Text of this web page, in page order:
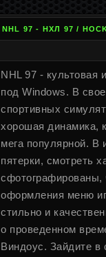
NHL 97 - НХЛ 97 /
NHL 97 - культовая
под Windows. В
спортивных
хорошая динамика,
мега популярной. В
пятерки, смотреть
сфотографированы,
оформления меню
стильно и
о проведенном
Виндоус. Зайдите в